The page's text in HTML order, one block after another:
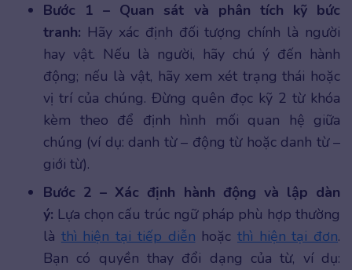
Bước 1 – Quan sát và phân tích kỹ bức
tranh: Hãy xác định đối tượng chính là người
hay vật. Nếu là người, hãy chú ý đến hành
động; nếu là vật, hãy xem xét trạng thái hoặc
vị trí của chúng. Đừng quên đọc kỹ 2 từ khóa
kèm theo để định hình mối quan hệ giữa
chúng (ví dụ: danh từ – động từ hoặc danh từ –
giới từ).
Bước 2 – Xác định hành động và lập dàn
ý: Lựa chọn cấu trúc ngữ pháp phù hợp thường
là thì hiện tại tiếp diễn hoặc thì hiện tại đơn.
Bạn có quyền thay đổi dạng của từ, ví dụ: